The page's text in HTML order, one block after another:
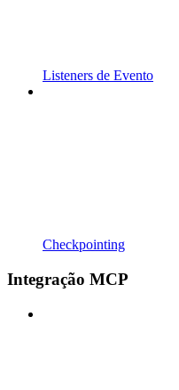
Listeners de Evento
Checkpointing
Integração MCP